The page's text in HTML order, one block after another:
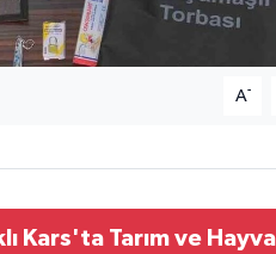
A-
Kars'ta Tarım ve